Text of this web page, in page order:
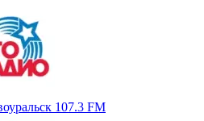
107.3 FM